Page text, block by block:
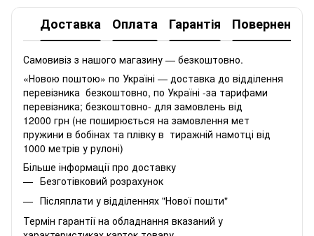
Доставка Оплата Гарантія Повернення
Самовивіз з нашого магазину — безкоштовно.
«Новою поштою» по Україні — доставка до відділення
перевізника безкоштовно, по Україні -за тарифами
перевізника; безкоштовно- для замовлень від
12000 грн (не поширюється на замовлення мет
пружини в бобінах та плівку в тиражній намотці від
1000 метрів у рулоні)
Більше інформації про доставку
Безготівковий розрахунок
Післяплати у відділеннях "Нової пошти"
Термін гарантії на обладнання вказаний у